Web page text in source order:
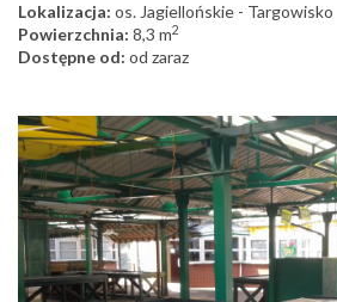
Lokalizacja: os. Jagiellońskie - Targowisko
Powierzchnia: 8,3 m2
Dostępne od: od zaraz